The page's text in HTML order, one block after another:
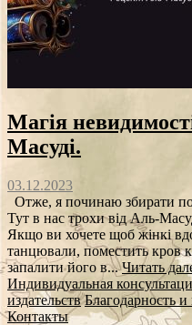
Магія
Масуді.
03.12.2023
Отже, я починаю збирати
Тут в нас трохи від Аль-
Якщо ви хочете щоб жінкі
танцювали, поместить кров
запалити його в...Читать
Индивидуальная
издательств Благодарность
Контакты